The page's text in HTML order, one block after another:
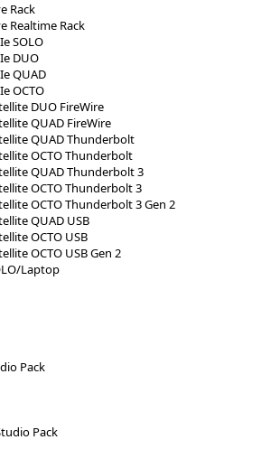
Rack
Realtime Rack
SOLO
DUO
QUAD
OCTO
DUO FireWire
QUAD FireWire
QUAD Thunderbolt
OCTO Thunderbolt
QUAD Thunderbolt 3
OCTO Thunderbolt 3
OCTO Thunderbolt 3 Gen 2
QUAD USB
OCTO USB
OCTO USB Gen 2
Laptop
Pack
Pack